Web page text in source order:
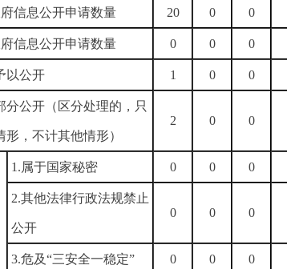
信息公开申请数量 20 0 0
信息公开申请数量 0 0 0
以公开 1 0 0
分公开（区分处理的，只
形，不计其他情形）
2 0 0
1.属于国家秘密 0 0 0
2.其他法律行政法规禁止
公开
0 0 0
3.危及“三安全一稳定” 0 0 0